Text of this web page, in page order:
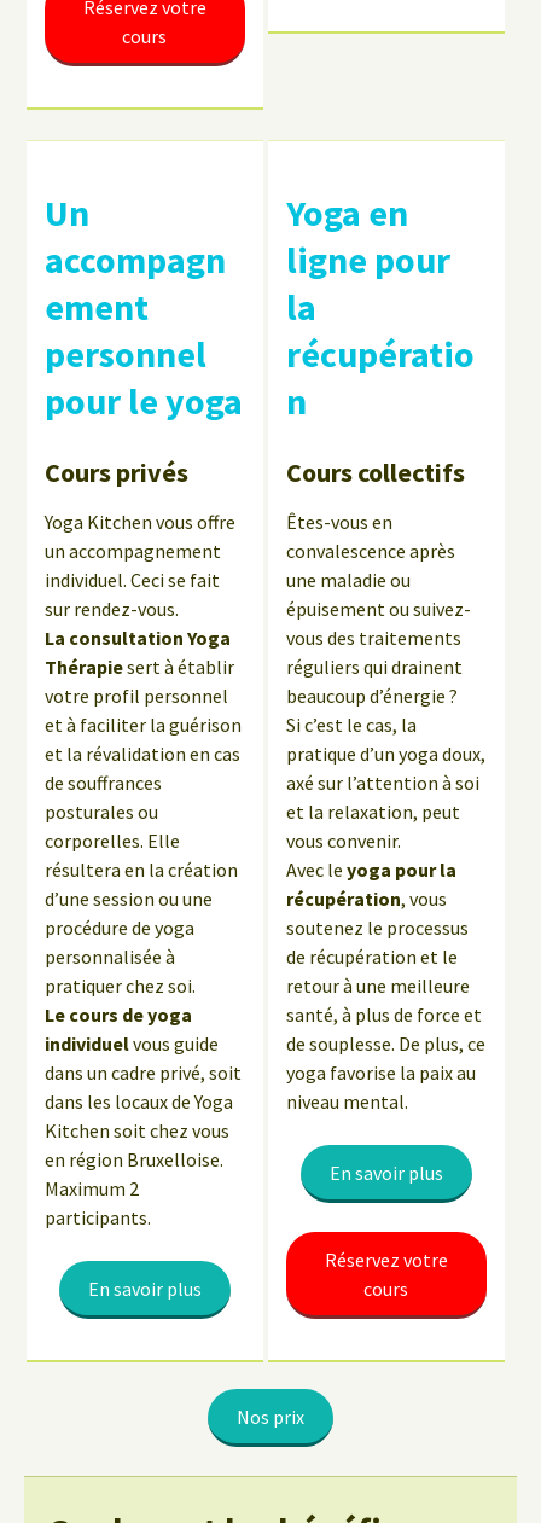
Réservez votre
cours
Un
accompagn
ement
personnel
pour le yoga
Cours privés
Yoga Kitchen vous offre
un accompagnement
individuel. Ceci se fait
sur rendez-vous.
La consultation Yoga
Thérapiesert à établir
votre profil personnel
et à faciliter la guérison
et la révalidation en cas
de souffrances
posturales ou
corporelles. Elle
résultera en la création
d’une session ou une
procédure de yoga
personnalisée à
pratiquer chez soi.
Le cours de yoga
individuelvous guide
dans un cadre privé, soit
dans les locaux de Yoga
Kitchen soit chez vous
en région Bruxelloise.
Maximum 2
participants.
En savoir plus
Yoga en
ligne pour
la
récupératio
n
Cours collectifs
Êtes-vous en
convalescence après
une maladie ou
épuisement ou suivez-
vous des traitements
réguliers qui drainent
beaucoup d’énergie ?
Si c’est le cas, la
pratique d’un yoga doux,
axé sur l’attention à soi
et la relaxation, peut
vous convenir.
Avec le yoga pour la
récupération, vous
soutenez le processus
de récupération et le
retour à une meilleure
santé, à plus de force et
de souplesse. De plus, ce
yoga favorise la paix au
niveau mental.
En savoir plus
Réservez votre
cours
Nos prix